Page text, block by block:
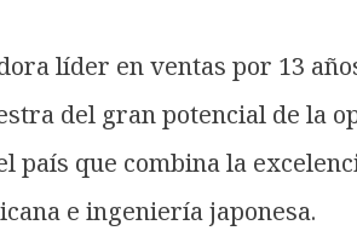
líder en ventas por 13
del gran potencial de la
país que combina la
e ingeniería japonesa.